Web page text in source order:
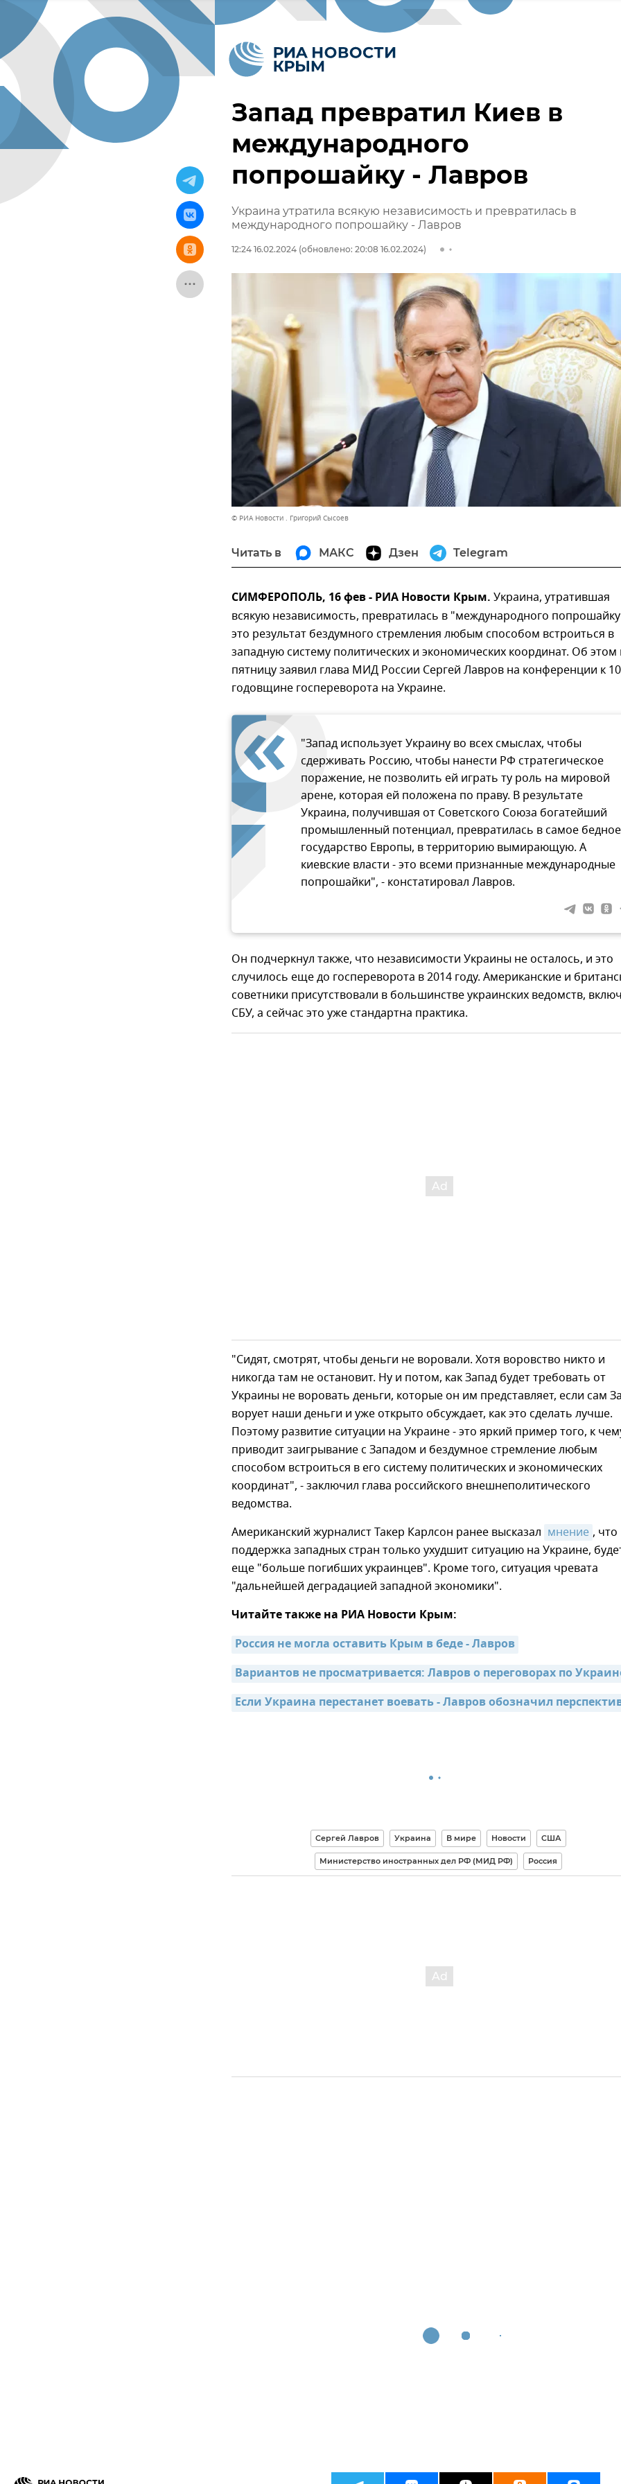
Запад превратил Киев в
международного
попрошайку - Лавров
Украина утратила всякую независимость и превратилась в
международного попрошайку - Лавров
12:24 16.02.2024 (обновлено: 20:08 16.02.2024)
© РИА Новости . Григорий Сысоев
Читать в МАКС Дзен Telegram
СИМФЕРОПОЛЬ, 16 фев - РИА Новости Крым. Украина, утратившая
всякую независимость, превратилась в "международного
это результат бездумного стремления любым способом встроиться в
западную систему политических и экономических координат. Об этом
пятницу заявил глава МИД России Сергей Лавров на конференции к
годовщине госпереворота на Украине.
"Запад использует Украину во всех смыслах, чтобы
сдерживать Россию, чтобы нанести РФ стратегическое
поражение, не позволить ей играть ту роль на мировой
арене, которая ей положена по праву. В результате
Украина, получившая от Советского Союза богатейший
промышленный потенциал, превратилась в самое бедное
государство Европы, в территорию вымирающую. А
киевские власти - это всеми признанные международные
попрошайки", - констатировал Лавров.
Он подчеркнул также, что независимости Украины не осталось, и это
случилось еще до госпереворота в 2014 году. Американские и
советники присутствовали в большинстве украинских ведомств,
СБУ, а сейчас это уже стандартна практика.
"Сидят, смотрят, чтобы деньги не воровали. Хотя воровство никто и
никогда там не остановит. Ну и потом, как Запад будет требовать от
Украины не воровать деньги, которые он им представляет, если сам
ворует наши деньги и уже открыто обсуждает, как это сделать лучше.
Поэтому развитие ситуации на Украине - это яркий пример того, к
приводит заигрывание с Западом и бездумное стремление любым
способом встроиться в его систему политических и экономических
координат", - заключил глава российского внешнеполитического
ведомства.
Американский журналист Такер Карлсон ранее высказал мнение , что
поддержка западных стран только ухудшит ситуацию на Украине,
еще "больше погибших украинцев". Кроме того, ситуация чревата
"дальнейшей деградацией западной экономики".
Читайте также на РИА Новости Крым:
Россия не могла оставить Крым в беде - Лавров
Вариантов не просматривается: Лавров о переговорах по
Если Украина перестанет воевать - Лавров обозначил
Сергей Лавров Украина В мире Новости США
Министерство иностранных дел РФ (МИД РФ) Россия